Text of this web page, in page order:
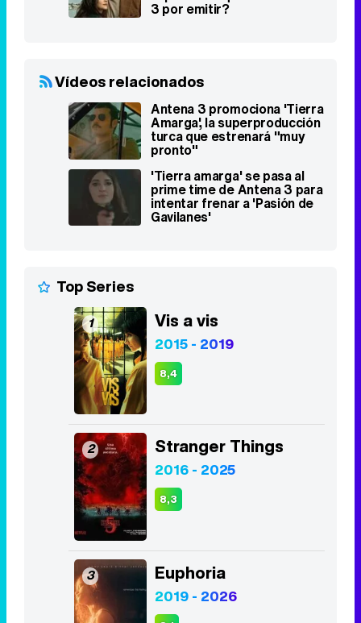
Amarga', la superproducción
prime time de Antena 3 para
intentar frenar a 'Pasión de
Gavilanes'
Top Series
Vis a vis
2 Stranger Things
2016 - 2025
8,3
3 Euphoria
2019 - 2026
8,1
4 Juego de Tronos
2011 - 2019